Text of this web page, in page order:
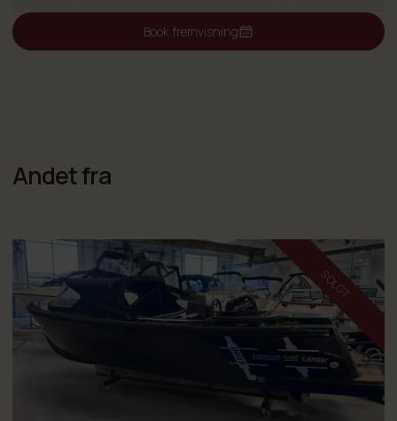
høj driftssikkerhed og en fuldstændig emissionsfri sejloplevelse
uden at gå på kompromis med ydeevne, acceleration eller
rækkevidde. EVO 12 er det oplagte valg til både, hvor elektrisk
kraftoverførsel giver en kraftfuld og kontant acceleration, som gør
🔧 Skabt til fast installation
Som podmotor monteres enheden diskret under skroget, hvilket
frigør plads ombord og eliminerer behovet for en påhængsmotor på
hækken. Det giver et rent, strømlinet design og en optimal
vægtfordeling. Samtidig er der næsten ingen bevægelige dele,
hvilket reducerer vedligeholdelsen til et minimum og sikrer en lang
🔋 Kompatibel med alle 48 V ePropulsion‑batterier
Motoren er fuldt kompatibel med ePropulsions komplette 48 V
Book fremvisning
Andet fra
SOLGT